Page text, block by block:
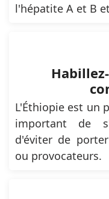
l'hépatite A et B
L'Éthiopie est un
important de
d'éviter de
ou provocateurs.